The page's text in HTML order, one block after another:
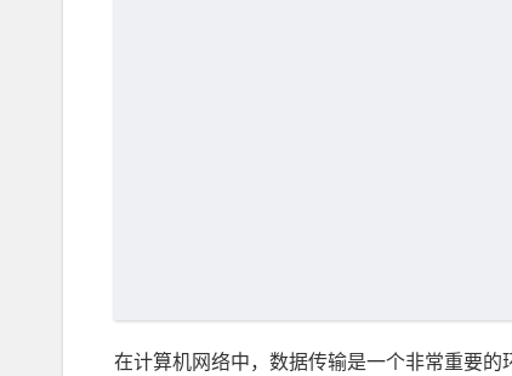
在计算机网络中，数据传输是一个非常重要